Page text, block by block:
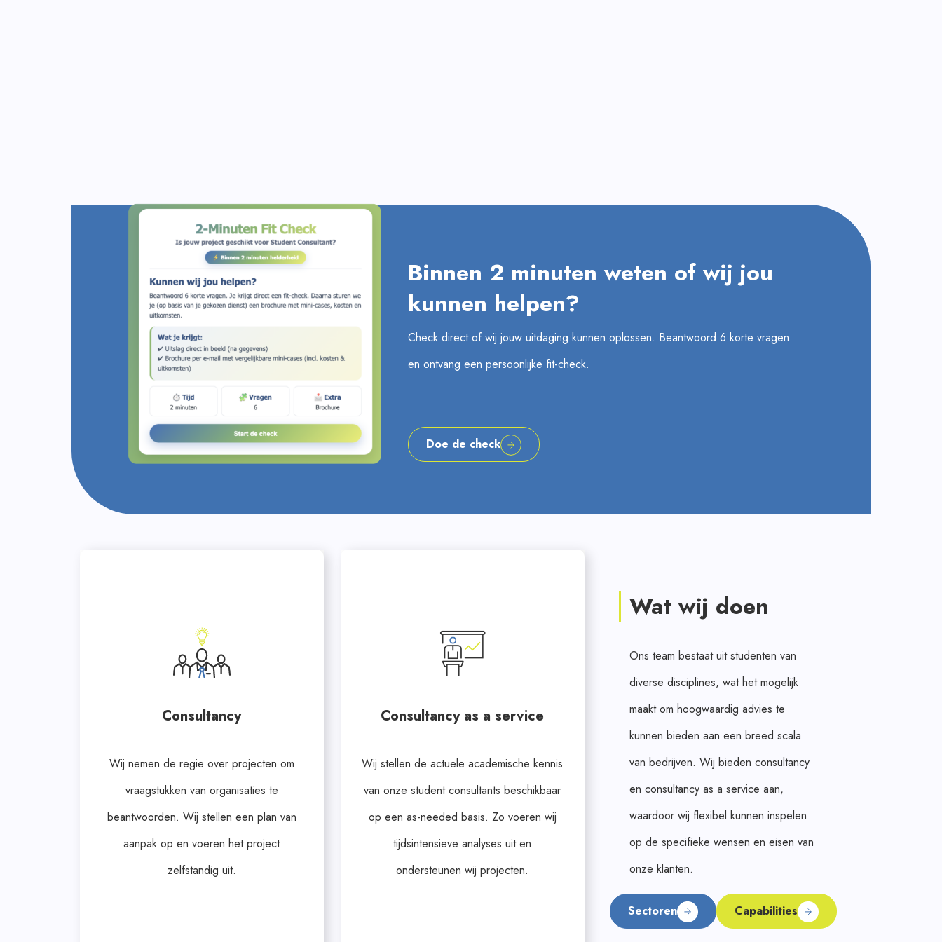
Binnen 2 minuten weten of wij jou
kunnen helpen?
Check direct of wij jouw uitdaging kunnen oplossen. Beantwoord 6 korte vragen
en ontvang een persoonlijke fit-check.
Doe de check
Consultancy
Wij nemen de regie over projecten om
vraagstukken van organisaties te
beantwoorden. Wij stellen een plan van
aanpak op en voeren het project
zelfstandig uit.
Consultancy as a service
Wij stellen de actuele academische kennis
van onze student consultants beschikbaar
op een as-needed basis. Zo voeren wij
tijdsintensieve analyses uit en
ondersteunen wij projecten.
Wat wij doen
Ons team bestaat uit studenten van
diverse disciplines, wat het mogelijk
maakt om hoogwaardig advies te
kunnen bieden aan een breed scala
van bedrijven. Wij bieden consultancy
en consultancy as a service aan,
waardoor wij flexibel kunnen inspelen
op de specifieke wensen en eisen van
onze klanten.
Sectoren Capabilities